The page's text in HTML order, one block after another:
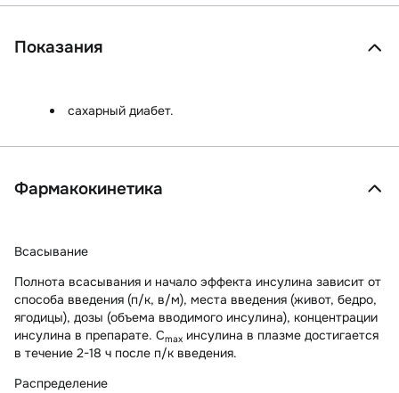
Показания
сахарный диабет.
Фармакокинетика
Всасывание
Полнота всасывания и начало эффекта инсулина зависит от
способа введения (п/к, в/м), места введения (живот, бедро,
ягодицы), дозы (объема вводимого инсулина), концентрации
инсулина в препарате. Cmax инсулина в плазме достигается
в течение 2-18 ч после п/к введения.
Распределение